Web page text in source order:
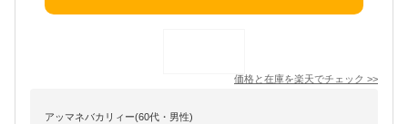
価格と在庫を楽天でチェック >>
アッマネバカリィー(60代・男性)